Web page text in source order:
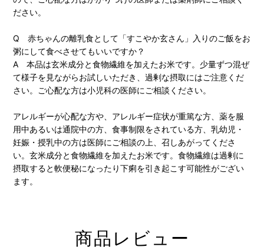
ださい。
Q 赤ちゃんの離乳食として「すこやか玄さん」入りのご飯をお
粥にして食べさせてもいいですか？
A 本品は玄米成分と食物繊維を加えたお米です。少量ずつ混ぜ
て様子を見ながらお試しいただき、過剰な摂取にはご注意くだ
さい。ご心配な方は小児科の医師にご相談ください。
アレルギーが心配な方や、アレルギー症状が重篤な方、薬を服
用中あるいは通院中の方、食事制限をされている方、乳幼児・
妊娠・授乳中の方は医師にご相談の上、召しあがってくださ
い。玄米成分と食物繊維を加えたお米です。食物繊維は過剰に
摂取すると軟便秘になったり下痢を引き起こす可能性がござい
ます。
商品レビュー